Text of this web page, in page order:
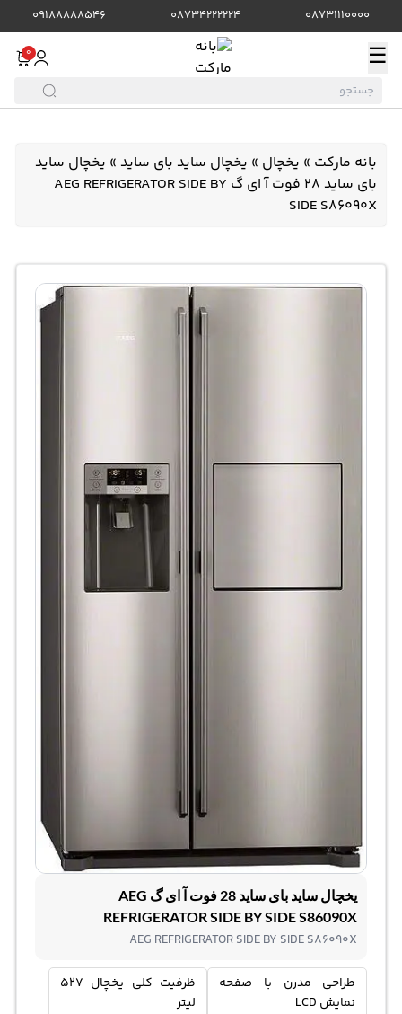
08731110000
08734222224
09188888546
☰
0
بانه مارکت » یخچال » یخچال ساید بای ساید» یخچال ساید
بای ساید 28 فوت آ ای گ AEG REFRIGERATOR SIDE BY
SIDE S86090X
یخچال ساید بای ساید 28 فوت آ ای گ AEG
REFRIGERATOR SIDE BY SIDE S86090X
AEG REFRIGERATOR SIDE BY SIDE S86090X
طراحی مدرن با صفحه
نمایش LCD
ظرفیت کلی یخچال 527
لیتر